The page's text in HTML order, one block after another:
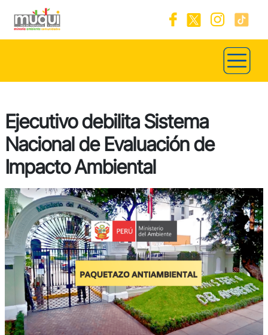
Ejecutivo debilita Sistema
Nacional de Evaluación de
Impacto Ambiental